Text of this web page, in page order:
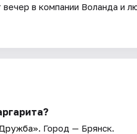
в компании Воланда и
. Город — Брянск.